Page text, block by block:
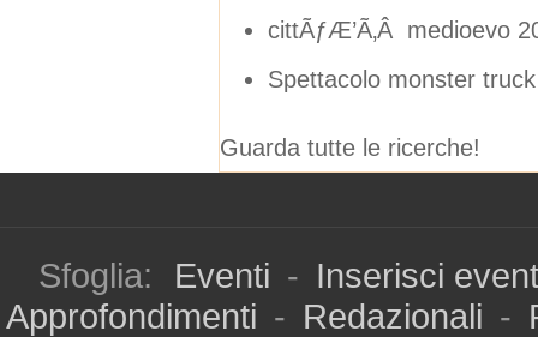
cittÃƒÆ’Ã‚Â medioevo
Spettacolo monster truck
Guarda tutte le ricerche!
Sfoglia: Eventi - Inserisci
Approfondimenti - Redazionali -